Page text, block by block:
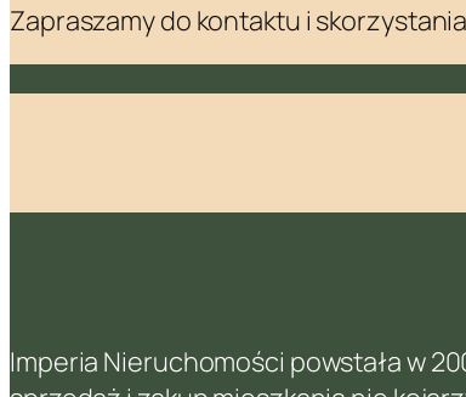
Zapraszamy do kontaktu i
Imperia Nieruchomości powstała w